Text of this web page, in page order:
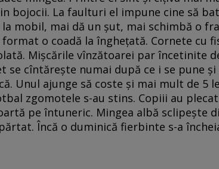
bojocii. La faulturi el impune cine să
mobil, mai dă un şut, mai schimbă o
o coadă la îngheţată. Cornete cu
Mişcările vînzătoarei par încetinite
se cîntăreşte numai după ce i se pune
Unul ajunge să coste şi mai mult de 5
zgomotele s-au stins. Copiii au
pe întuneric. Mingea albă sclipeşte
Încă o duminică fierbinte s-a